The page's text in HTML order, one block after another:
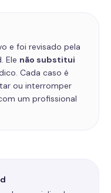
e foi revisado pela
Ele não substitui
Cada caso é
ou interromper
um profissional